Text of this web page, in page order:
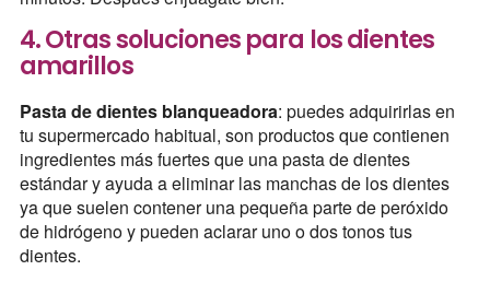
4. Otras soluciones para los dientes
amarillos
Pasta de dientes blanqueadora: puedes adquirirlas en
tu supermercado habitual, son productos que contienen
ingredientes más fuertes que una pasta de dientes
estándar y ayuda a eliminar las manchas de los dientes
ya que suelen contener una pequeña parte de peróxido
de hidrógeno y pueden aclarar uno o dos tonos tus
dientes.